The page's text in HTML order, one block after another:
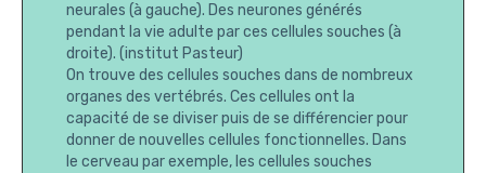
neurales (à gauche). Des neurones générés
pendant la vie adulte par ces cellules souches (à
droite). (institut Pasteur)
On trouve des cellules souches dans de nombreux
organes des vertébrés. Ces cellules ont la
capacité de se diviser puis de se différencier pour
donner de nouvelles cellules fonctionnelles. Dans
le cerveau par exemple, les cellules souches